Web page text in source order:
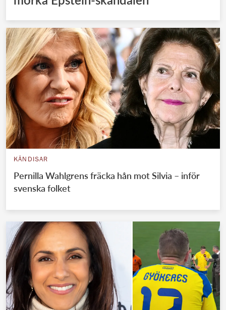
KÄNDISAR
Pernilla Wahlgrens fräcka hån mot Silvia – inför
svenska folket